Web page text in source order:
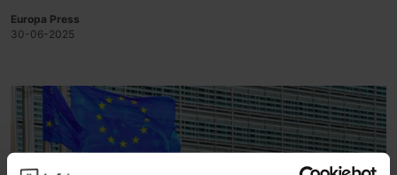
Europa Press
30-06-2025